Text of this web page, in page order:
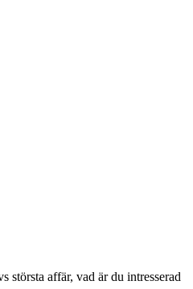
största affär, vad är du intresserad